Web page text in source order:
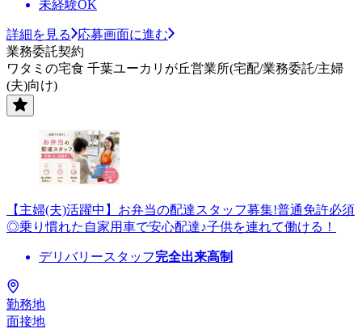
未経験OK
詳細を見る
応募画面に進む
業務委託契約
ワタミの宅食 千葉ユーカリが丘営業所(宅配/業務委託/主婦
(夫)向け)
【主婦(夫)活躍中】お弁当の配達スタッフ募集!普通免許必須
◎乗り慣れた自家用車で安心配達♪子供を連れて働ける！
デリバリースタッフ完全出来高制
勤務地
面接地